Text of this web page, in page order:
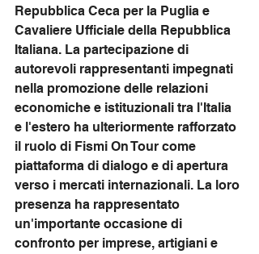
Repubblica Ceca per la Puglia e
Cavaliere Ufficiale della Repubblica
Italiana. La partecipazione di
autorevoli rappresentanti impegnati
nella promozione delle relazioni
economiche e istituzionali tra l'Italia
e l'estero ha ulteriormente rafforzato
il ruolo di Fismi On Tour come
piattaforma di dialogo e di apertura
verso i mercati internazionali. La loro
presenza ha rappresentato
un'importante occasione di
confronto per imprese, artigiani e